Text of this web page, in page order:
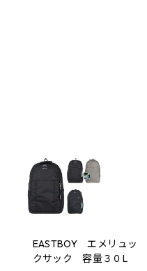
EASTBOY エメリュッ
クサック 容量３０L